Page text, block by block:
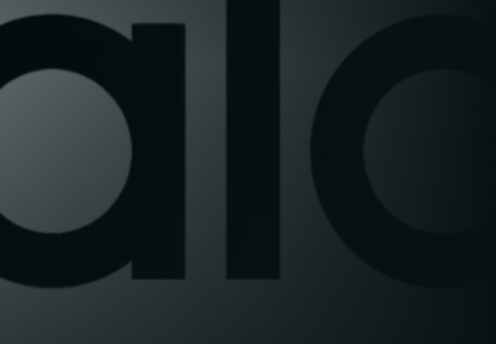
rispettare le norme di sicurezza antincendio,
sanitarie ed edilizie nelle diverse regioni. Una
gestione proattiva delle strutture garantisce la
conformità e riduce i rischi.
Coerenza del marchio: Il mantenimento di
uno standard elevato in tutte le sedi rafforza
l'identità del marchio e la fiducia dei clienti.